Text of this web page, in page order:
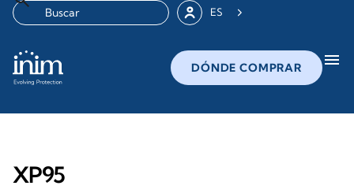
ES
DÓNDE COMPRAR menu
XP95